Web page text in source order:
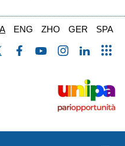
ENG ZHO GER SPA